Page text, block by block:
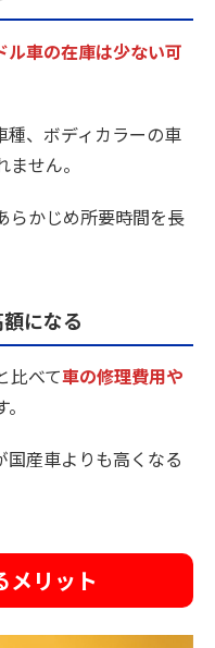
ル車の在庫は少ない可
種、ボディカラーの車
せん。
らかじめ所要時間を長
になる
比べて車の修理費用や
国産車よりも高くなる
メリット